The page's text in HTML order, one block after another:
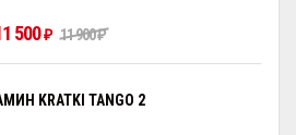
500₽ 11 900₽
KRATKI TANGO 2